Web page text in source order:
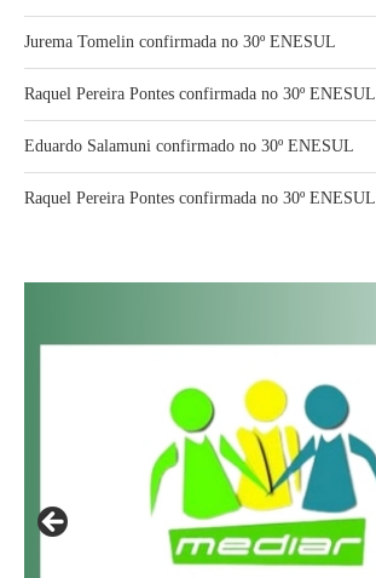
Jurema Tomelin confirmada no 30º ENESUL
Raquel Pereira Pontes confirmada no 30º ENESUL
Eduardo Salamuni confirmado no 30º ENESUL
Raquel Pereira Pontes confirmada no 30º ENESUL